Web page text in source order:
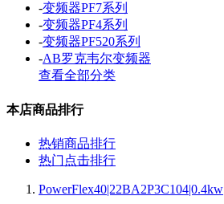
-变频器PF7系列
-变频器PF4系列
-变频器PF520系列
-AB罗克韦尔变频器
查看全部分类
本店商品排行
热销商品排行
热门点击排行
PowerFlex40|22BA2P3C104|0.4kw